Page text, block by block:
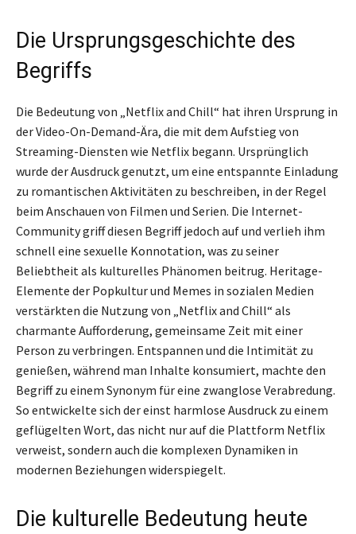
Die Ursprungsgeschichte des
Begriffs
Die Bedeutung von „Netflix and Chill“ hat ihren Ursprung in
der Video-On-Demand-Ära, die mit dem Aufstieg von
Streaming-Diensten wie Netflix begann. Ursprünglich
wurde der Ausdruck genutzt, um eine entspannte Einladung
zu romantischen Aktivitäten zu beschreiben, in der Regel
beim Anschauen von Filmen und Serien. Die Internet-
Community griff diesen Begriff jedoch auf und verlieh ihm
schnell eine sexuelle Konnotation, was zu seiner
Beliebtheit als kulturelles Phänomen beitrug. Heritage-
Elemente der Popkultur und Memes in sozialen Medien
verstärkten die Nutzung von „Netflix and Chill“ als
charmante Aufforderung, gemeinsame Zeit mit einer
Person zu verbringen. Entspannen und die Intimität zu
genießen, während man Inhalte konsumiert, machte den
Begriff zu einem Synonym für eine zwanglose Verabredung.
So entwickelte sich der einst harmlose Ausdruck zu einem
geflügelten Wort, das nicht nur auf die Plattform Netflix
verweist, sondern auch die komplexen Dynamiken in
modernen Beziehungen widerspiegelt.
Die kulturelle Bedeutung heute